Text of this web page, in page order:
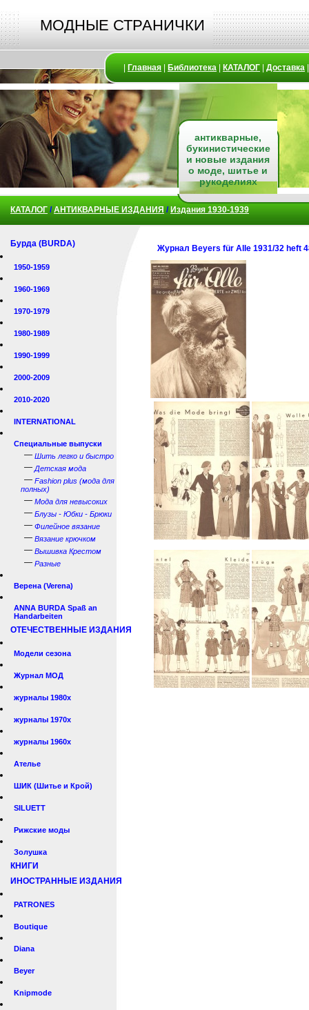
МОДНЫЕ СТРАНИЧКИ
Главная Библиотека КАТАЛОГ Доставка
антикварные,
букинистические
и новые издания
о моде, шитье и
рукоделиях
КАТАЛОГ /АНТИКВАРНЫЕ ИЗДАНИЯ / Издания 1930-1939
Бурда (BURDA)
1950-1959
1960-1969
1970-1979
1980-1989
1990-1999
2000-2009
2010-2020
INTERNATIONAL
Специальные выпуски
— Шить легко и быстро
— Детская мода
— Fashion plus (мода для
полных)
— Мода для невысоких
— Блузы - Юбки - Брюки
— Филейное вязание
— Вязание крючком
— Вышивка Крестом
— Разные
Верена (Verena)
ANNA BURDA Spaß an
Handarbeiten
ОТЕЧЕСТВЕННЫЕ ИЗДАНИЯ
Модели сезона
Журнал МОД
журналы 1980х
журналы 1970х
журналы 1960х
Ателье
ШИК (Шитье и Крой)
SILUETT
Рижские моды
Золушка
КНИГИ
ИНОСТРАННЫЕ ИЗДАНИЯ
PATRONES
Boutique
Diana
Beyer
Knipmode
Журнал Beyers für Alle 1931/32 heft